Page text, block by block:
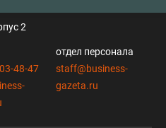
2
48-47
отдел персонала
staff@business-
gazeta.ru